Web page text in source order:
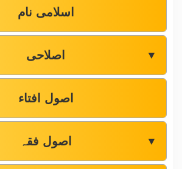
اسلامی نام
اصلاحی ▼
اصول افتاء
اصول فقہ ▼